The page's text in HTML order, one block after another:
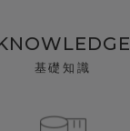
基礎知識